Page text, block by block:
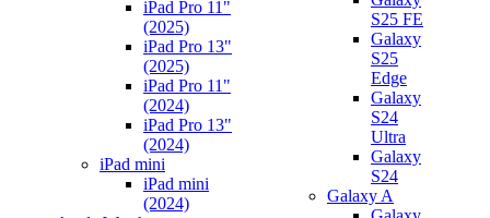
iPad Pro 11"
(2025)
iPad Pro 13"
(2025)
iPad Pro 11"
(2024)
iPad Pro 13"
(2024)
iPad mini
iPad mini
(2024)
S25 FE
Galaxy
S25
Edge
Galaxy
S24
Ultra
Galaxy
S24
Galaxy A